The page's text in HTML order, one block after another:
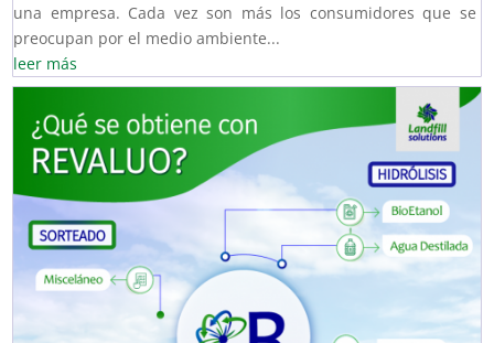
una empresa. Cada vez son más los consumidores que se
preocupan por el medio ambiente...
leer más